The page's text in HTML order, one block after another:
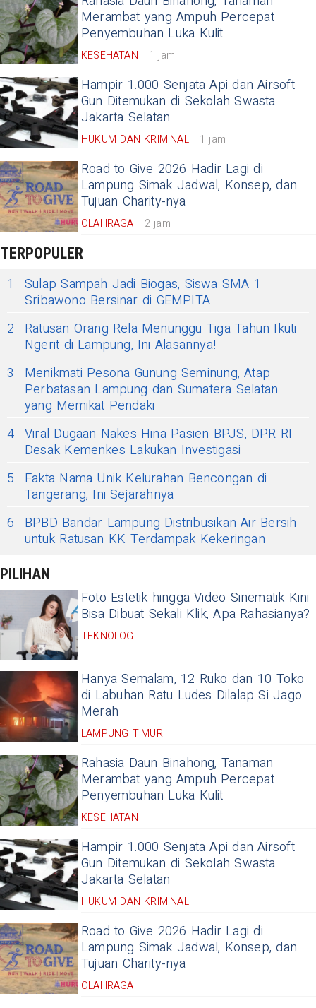
Merambat yang Ampuh Percepat
Penyembuhan Luka Kulit
KESEHATAN 1 jam
Hampir 1.000 Senjata Api dan Airsoft
Gun Ditemukan di Sekolah Swasta
Jakarta Selatan
HUKUM DAN KRIMINAL 1 jam
Road to Give 2026 Hadir Lagi di
Lampung Simak Jadwal, Konsep, dan
Tujuan Charity-nya
OLAHRAGA 2 jam
TERPOPULER
1
Sulap Sampah Jadi Biogas, Siswa SMA 1
Sribawono Bersinar di GEMPITA
2
Ratusan Orang Rela Menunggu Tiga Tahun Ikuti
Ngerit di Lampung, Ini Alasannya!
3
Menikmati Pesona Gunung Seminung, Atap
Perbatasan Lampung dan Sumatera Selatan
yang Memikat Pendaki
4 Viral Dugaan Nakes Hina Pasien BPJS, DPR RI
Desak Kemenkes Lakukan Investigasi
5
Fakta Nama Unik Kelurahan Bencongan di
Tangerang, Ini Sejarahnya
6
BPBD Bandar Lampung Distribusikan Air Bersih
untuk Ratusan KK Terdampak Kekeringan
PILIHAN
Foto Estetik hingga Video Sinematik Kini
Bisa Dibuat Sekali Klik, Apa Rahasianya?
TEKNOLOGI
Hanya Semalam, 12 Ruko dan 10 Toko
di Labuhan Ratu Ludes Dilalap Si Jago
Merah
LAMPUNG TIMUR
Rahasia Daun Binahong, Tanaman
Merambat yang Ampuh Percepat
Penyembuhan Luka Kulit
KESEHATAN
Hampir 1.000 Senjata Api dan Airsoft
Gun Ditemukan di Sekolah Swasta
Jakarta Selatan
HUKUM DAN KRIMINAL
Road to Give 2026 Hadir Lagi di
Lampung Simak Jadwal, Konsep, dan
Tujuan Charity-nya
OLAHRAGA